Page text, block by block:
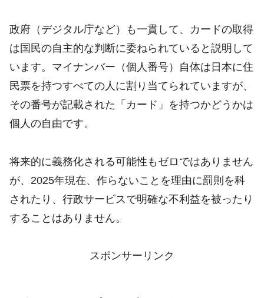
政府（デジタル庁など）も一貫して、カードの取得
は国民の自主的な判断に委ねられていると説明して
います。マイナンバー（個人番号）自体は日本に住
民票を持つすべての人に割り当てられていますが、
その番号が記載された「カード」を持つかどうかは
個人の自由です。
将来的に義務化される可能性もゼロではありません
が、2025年現在、作らないことを理由に罰則を科
されたり、行政サービスで明確な不利益を被ったり
することはありません。
スポンサーリンク